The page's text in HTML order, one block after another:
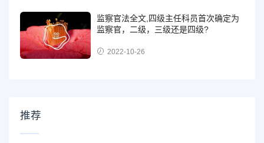
监察官法全文,四级主任科员首次确定为
监察官，二级，三级还是四级?
2022-10-26
推荐